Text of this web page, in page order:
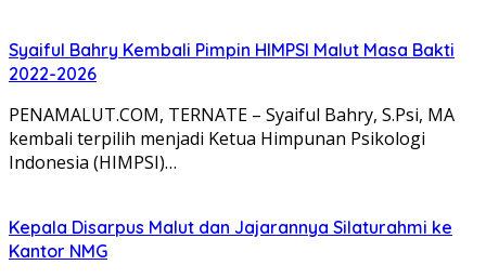
Syaiful Bahry Kembali Pimpin HIMPSI Malut Masa Bakti
2022-2026
PENAMALUT.COM, TERNATE – Syaiful Bahry, S.Psi, MA
kembali terpilih menjadi Ketua Himpunan Psikologi
Indonesia (HIMPSI)…
Kepala Disarpus Malut dan Jajarannya Silaturahmi ke
Kantor NMG